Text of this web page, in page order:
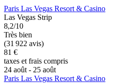
Paris Las Vegas Resort & Casino
Las Vegas Strip
8,2/10
Très bien
(31 922 avis)
81 €
taxes et frais compris
24 août - 25 août
Paris Las Vegas Resort & Casino